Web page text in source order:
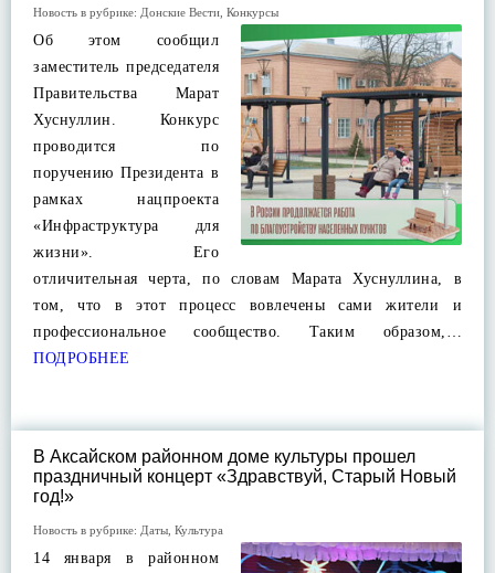
Новость в рубрике: Донские Вести Конкурсы
Об этом сообщил
заместитель председателя
Правительства Марат
Хуснуллин. Конкурс
проводится по
поручению Президента в
рамках нацпроекта
«Инфраструктура для
жизни». Его
отличительная черта, по словам Марата Хуснуллина, в
том, что в этот процесс вовлечены сами жители и
профессиональное сообщество. Таким образом,…
ПОДРОБНЕЕ
В Аксайском районном доме культуры прошел
праздничный концерт «Здравствуй, Старый Новый
год!»
Новость в рубрике: Даты Культура
14 января в районном